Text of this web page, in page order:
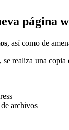
página
, así como de
realiza una
archivos